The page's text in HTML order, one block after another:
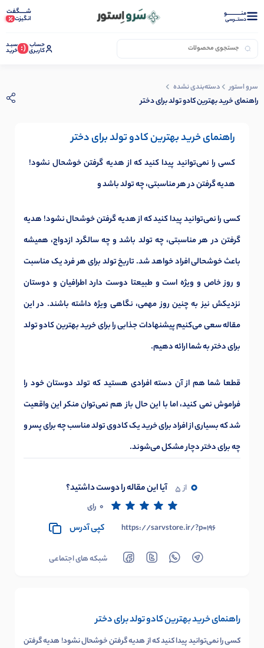
منــــــــــــو
دستــرسی
شـــــگفت
انگیزت
حساب
کاربری (: سبـد
خرید
راهنمای خرید بهترین کادو تولد برای دختر
کسی را نمی‌توانید پیدا کنید که از هدیه گرفتن خوشحال نشود! هدیه گرفتن
سرو استور دسته‌بندی نشده
راهنمای خرید بهترین کادو تولد برای دختر
راهنمای خرید بهترین کادو تولد برای دختر
کسی را نمی‌توانید پیدا کنید که از هدیه گرفتن خوشحال نشود!
هدیه گرفتن در هر مناسبتی، چه تولد باشد و
کسی را نمی‌توانید پیدا کنید که از هدیه گرفتن خوشحال نشود! هدیه
گرفتن در هر مناسبتی، چه تولد باشد و چه سالگرد ازدواج، همیشه
باعث خوشحالی افراد خواهد شد. تاریخ تولد برای هر فرد یک مناسبت
و روز خاص و ویژه است و طبیعتا دوست دارد اطرافیان و دوستان
نزدیکش نیز به چنین روز مهمی، نگاهی ویژه داشته باشند. در این
مقاله سعی می‌کنیم پیشنهادات جذابی را برای خرید بهترین کادو تولد
برای دختر به شما ارائه دهیم.
قطعا شما هم از آن دسته افرادی هستید که تولد دوستان خود را
فراموش نمی کنید، اما با این حال باز هم نمی‌توان منکر این واقعیت
شد که بسیاری از افراد برای خرید یک کادوی تولد مناسب چه برای پسر و
چه برای دختر دچار مشکل می‌شوند.
0 از 5 آیا این مقاله را دوست داشتید؟
0 رای
https://sarvstore.ir/?p=196
کپی آدرس
شبکه های اجتماعی